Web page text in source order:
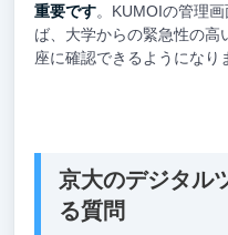
重要です。KUMOIの管理
ば、大学からの緊急性の高
座に確認できるようになり
京大のデジタル
る質問